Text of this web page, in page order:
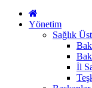
Yönetim
Sağlık
İl